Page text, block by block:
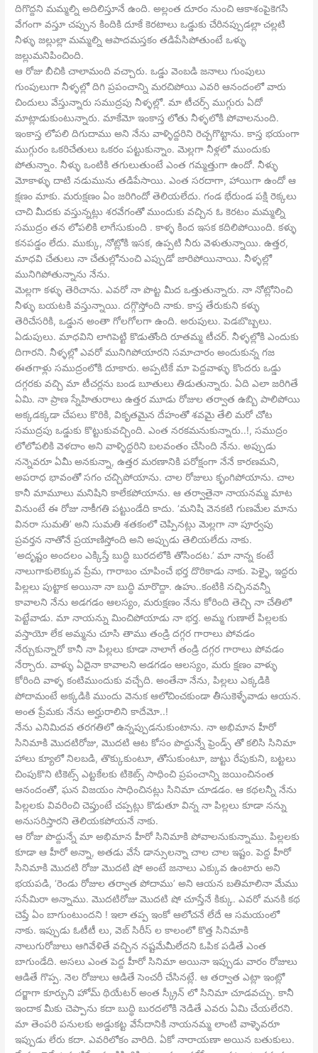
దిగొద్దని మమ్మల్ని అదిలిస్తూనే ఉంది. అల్లంత దూరం నుంచి ఆకాశంపైకెగసి
వేగంగా వస్తూ చప్పున కిందికి దూకే కెరటాలు ఒడ్డుకు చేరినప్పుడల్లా చల్లటి
నీళ్ళు జల్లుల్లా మమ్మల్ని ఆపాదమస్తకం తడిపేసిపోతుంటే ఒళ్ళు
జల్లుమనిపించింది.
ఆ రోజు బీచికి చాలామంది వచ్చారు. ఒడ్డు వెంబడి జనాలు గుంపులు
గుంపులుగా నీళ్ళల్లో దిగి ప్రపంచాన్ని మరచిపోయి ఎవరి ఆనందంలో వారు
చిందులు వేస్తున్నారు సముద్రపు నీళ్ళల్లో. మా టీచర్స్ ముగ్గురు ఏదో
మాట్లాడుకుంటున్నారు. మాకేమో ఇంకాస్త లోతు నీళ్ళలోకి పోవాలనుంది.
ఇంకాస్త లోపలి దిగుదాము అని నేను వాళ్ళిద్దరిని రెచ్చగొట్టాను. కాస్త భయంగా
ముగ్గురం ఒకరిచేతులు ఒకరం పట్టుకున్నాం. మెల్లగా నీళ్లలో ముందుకు
పోతున్నాం. నీళ్ళు ఒంటికి తగులుతుంటే ఎంత గమ్మత్తుగా ఉందో. నీళ్ళు
మోకాళ్ళు దాటి నడుమును తడిపేసాయి. ఎంత సరదాగా, హాయిగా ఉందో ఆ
క్షణం మాకు. మరుక్షణం ఏం జరిగిందో తెలియలేదు. గండ భేరుండ పక్షి రెక్కలు
చాచి మీదకు వస్తున్నట్లు శరవేగంతో ముందుకు వచ్చిన ఓ కెరటం మమ్మల్ని
సముద్రం తన లోపలికి లాగేసుకుంది . కాళ్ళ కింద ఇసక కదిలిపోయింది. కళ్ళు
కనపడ్డం లేదు. ముక్కు, నోట్లోకి ఇసక, ఉప్పటి నీరు వెళుతున్నాయి. ఉత్తర,
మాధవి చేతులు నా చేతుల్లోనుంచి ఎప్పుడో జారిపోయినాయి. నీళ్ళల్లో
మునిగిపోతున్నాను నేను.
మెల్లగా కళ్ళు తెరిచాను. ఎవరో నా పొట్ట మీద ఒత్తుతున్నారు. నా నోట్లోనించి
నీళ్ళు బయటకి వస్తున్నాయి. దగ్గొస్తోంది నాకు. కాస్త తేరుకుని కళ్ళు
తెరిచేసరికి, ఒడ్డున అంతా గోలగోలగా ఉంది. అరుపులు. పెడబొబ్బలు.
ఏడుపులు. మాధవిని లాగిపెట్టి కొడుతోంది రూతమ్మ టీచర్. నీళ్ళల్లోకి ఎందుకు
దిగారని. నీళ్ళల్లో ఎవరో మునిగిపోయారని సమాచారం అందుకున్న గజ
ఈతగాళ్లు సముద్రంలోకి దూకారు. అప్పటికే మా పెద్దవాళ్ళు కొందరు ఒడ్డు
దగ్గరకు వచ్చి మా టీచర్లను బండ బూతులు తిడుతున్నారు. ఏది ఎలా జరిగితే
ఏమి. నా ప్రాణ స్నేహితురాలు ఉత్తర మూడు రోజుల తర్వాత ఉబ్బి పాలిపోయి
అక్కడక్కడా చేపలు కొరికి, వికృతమైన దేహంతో శవమై తేలి మరో చోట
సముద్రపు ఒడ్డుకు కొట్టుకువచ్చింది. ఎంత నరకమనుకున్నారు..!, సముద్రం
లోలోపలికి వెళదాం అని వాళ్ళిద్దరిని బలవంతం చేసింది నేను. అప్పుడు
నన్నెవరూ ఏమీ అనకున్నా, ఉత్తర మరణానికి పరోక్షంగా నేనే కారణమని,
అపరాధ భావంతో సగం చచ్చిపోయాను. చాల రోజులు కృంగిపోయాను. చాల
కానీ మామూలు మనిషిని కాలేకపోయాను. ఆ తర్వాతైనా నాయనమ్మ మాట
వినుంటే ఈ రోజు నాకీగతి పట్టుండేది కాదు. ‘మనిషి వెనకటి గుణమేల మాను
వినరా సుమతి’ అని సుమతి శతకంలో చెప్పినట్లు మెల్లగా నా పూర్వపు
ప్రవర్తన నాతోనే ప్రయాణిస్తోంది అని అప్పుడు తెలియలేదు నాకు.
‘అదృష్టం అందలం ఎక్కిస్తే బుద్ధి బురదలోకి తోసిందట.’ మా నాన్న కంటే
నాలుగాకులెక్కువ ప్రేమ, గారాబం చూపించే భర్త దొరికాడు నాకు. పెళ్ళై, ఇద్దరు
పిల్లలు పుట్టాక అయినా నా బుద్ధి మారొద్దా. ఉహు..కంటికి నచ్చినవన్నీ
కావాలని నేను అడగడం ఆలస్యం, మరుక్షణం నేను కోరింది తెచ్చి నా చేతిలో
పెట్టేవాడు. మా నాయన్ను మించిపోయాడు నా భర్త. అమ్మ గుణాలే పిల్లలకు
వస్తాయో లేక అమ్మను చూసి తాము తండ్రి దగ్గర గారాలు పోవడం
నేర్చుకున్నారో కానీ నా పిల్లలు కూడా నాలాగే తండ్రి దగ్గర గారాలు పోవడం
నేర్చారు. వాళ్ళు ఏదైనా కావాలని అడగడం ఆలస్యం, మరు క్షణం వాళ్ళు
కోరింది వాళ్ళ కంటిముందుకు వచ్చేది. అంతేనా నేను, పిల్లలు ఎక్కడికి
పోదామంటే అక్కడికి ముందు వెనుక ఆలోచించకుండా తీసుకెళ్ళేవాడు ఆయన.
అంత ప్రేమకు నేను అర్హురాలిని కాదేమో..!
నేను ఎనిమిదవ తరగతిలో ఉన్నప్పుడనుకుంటాను. నా అభిమాన హీరో
సినిమాకి మొదటిరోజు, మొదటి ఆట కోసం పొద్దున్నే ఫ్రెండ్స్ తో కలిసి సినిమా
హాలు క్యూలో నిలబడి, తొక్కుకుంటూ, తోసుకుంటూ, జుట్టు రేపుకుని, బట్టలు
చింపుకొని టికెట్స్ ఎట్టకేలకు టికెట్స్ సాధించి ప్రపంచాన్ని జయించినంత
ఆనందంతో, ఘన విజయం సాధించినట్లు సినిమా చూడడం. ఆ కథలన్నీ నేను
పిల్లలకు వివరించి చెప్తుంటే చప్పట్లు కొడుతూ విన్న నా పిల్లలు కూడా నన్ను
అనుసరిస్తారని తెలియకపోయనే నాకు.
ఆ రోజు పొద్దున్నే మా అభిమాన హీరో సినిమాకి పోవాలనుకున్నాము. పిల్లలకు
కూడా ఆ హీరో అన్నా, అతడు వేసే డాన్సులన్నా చాల చాల ఇష్టం. పెద్ద హీరో
సినిమాకి మొదటి రోజు మొదటి షో అంటే జనాలు ఎక్కువ ఉంటారు అని
భయపడి, ‘రెండు రోజుల తర్వాత పోదాము’ అని ఆయన బతిమాలినా మేము
ససేమిరా అన్నాము. మొదటిరోజు మొదటి షో చూస్తేనే కిక్కు. ఎవరో మనకి కథ
చెప్తే ఏం బాగుంటుందని ! ఇలా తప్ప ఇంకో ఆలోచనే లేదే ఆ సమయంలో
నాకు. ఇప్పుడు ఓటీటీ లు, వెబ్ సిరీస్ ల కాలంలో కొత్త సినిమాకి
నాలుగురోజులు ఆగివేళితే వచ్చిన నష్టమేమీలేదని ఓపిక పడితే ఎంత
బాగుండేది. అసలు ఎంత పెద్ద హీరో సినిమా అయినా ఇప్పుడు వారం రోజులు
ఆడితే గొప్ప. నెల రోజులు ఆడితే సెంచరీ చేసినట్లే. ఆ తర్వాత ఎట్లా ఇంట్లో
దర్జాగా కూర్చుని హోమ్ థియేటర్ అంత స్క్రీన్ లో సినిమా చూడవచ్చు. కానీ
ఇందాక మీకు చెప్పాను కదా బుద్ధి బురదలోకి నెడితే ఎవరు ఏమి చేయలేరని.
మా తెంపరి పనులకు అడ్డుకట్ట వేసేదానికి నాయనమ్మ లాంటి వాళ్ళెవరూ
ఇప్పుడు లేరు కదా. ఎవరిలోకం వారిది. ఏకో నారాయణా అయిన బతుకులు.